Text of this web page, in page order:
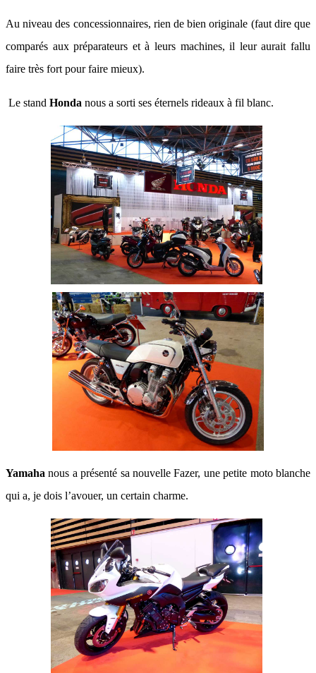
Au niveau des concessionnaires, rien de bien originale (faut dire que
comparés aux préparateurs et à leurs machines, il leur aurait fallu
faire très fort pour faire mieux).
Le stand Honda nous a sorti ses éternels rideaux à fil blanc.
Yamaha nous a présenté sa nouvelle Fazer, une petite moto blanche
qui a, je dois l’avouer, un certain charme.